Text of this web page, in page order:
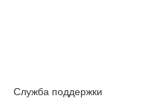
Служба поддержки